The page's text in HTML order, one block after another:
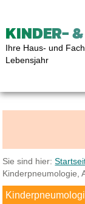
KINDER-
Ihre Haus- und
Lebensjahr
Sie sind hier:
Kinderpneumologie,